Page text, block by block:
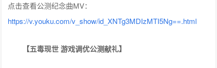
点击查看公测纪念曲MV：
https://v.youku.com/v_show/id_XNTg3MDIzMTI5Ng==.html
【五毒现世 游戏调优公测献礼】